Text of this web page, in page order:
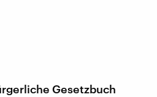
Gesetzbuch